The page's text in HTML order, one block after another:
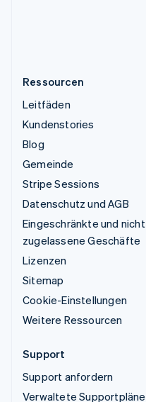
Ressourcen
Leitfäden
Kundenstories
Blog
Gemeinde
Stripe Sessions
Datenschutz und AGB
Eingeschränkte und nicht
zugelassene Geschäfte
Lizenzen
Sitemap
Cookie-Einstellungen
Weitere Ressourcen
Support
Support anfordern
Verwaltete Supportpläne